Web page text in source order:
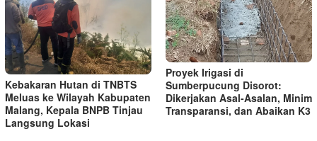
Kebakaran Hutan di TNBTS
Meluas ke Wilayah Kabupaten
Malang, Kepala BNPB Tinjau
Langsung Lokasi
Proyek Irigasi di
Sumberpucung Disorot:
Dikerjakan Asal-Asalan, Minim
Transparansi, dan Abaikan K3